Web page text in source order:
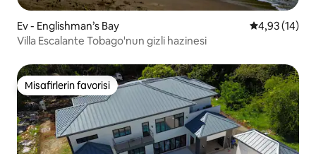
Ev - Englishman’s Bay 5 üzerinden
4,93 (14)
Villa Escalante Tobago'nun gizli hazinesi
Misafirlerin favorisi
Misafirlerin favorisi